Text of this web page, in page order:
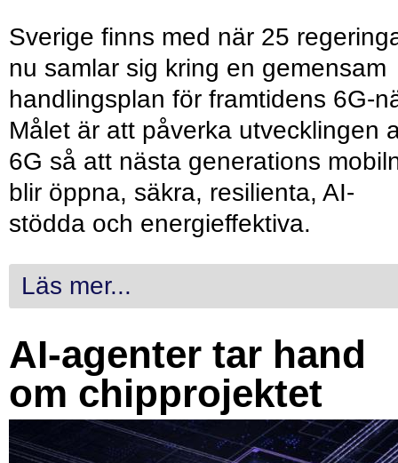
Sverige finns med när 25
nu samlar sig kring en gemensam
handlingsplan för framtidens 6G-
Målet är att påverka utvecklingen
6G så att nästa generations
blir öppna, säkra, resilienta, AI-
stödda och energieffektiva.
Läs mer...
AI-agenter tar hand
om chipprojektet